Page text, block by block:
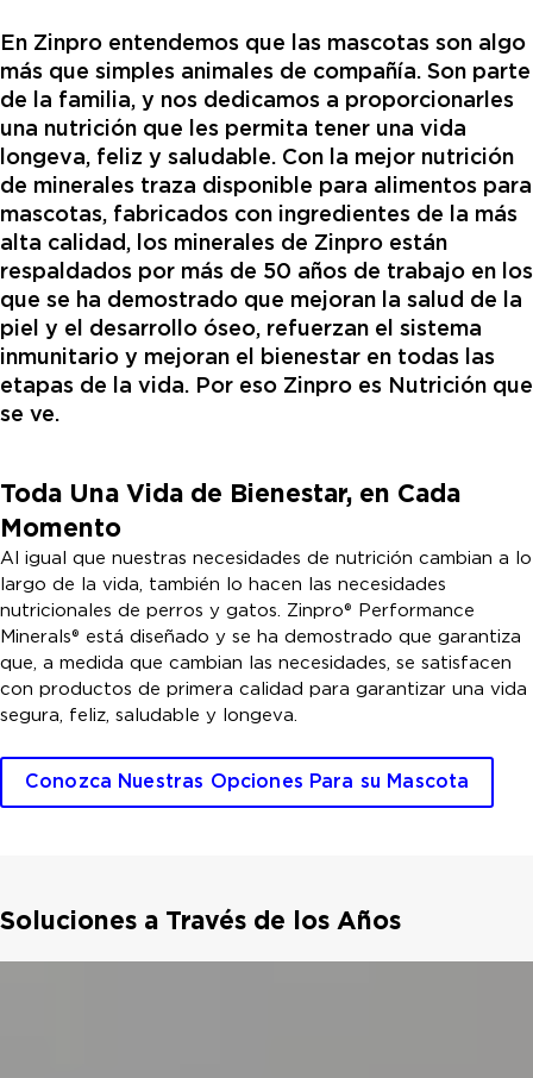
En Zinpro entendemos que las mascotas son algo
más que simples animales de compañía. Son parte
de la familia, y nos dedicamos a proporcionarles
una nutrición que les permita tener una vida
longeva, feliz y saludable. Con la mejor nutrición
de minerales traza disponible para alimentos para
mascotas, fabricados con ingredientes de la más
alta calidad, los minerales de Zinpro están
respaldados por más de 50 años de trabajo en los
que se ha demostrado que mejoran la salud de la
piel y el desarrollo óseo, refuerzan el sistema
inmunitario y mejoran el bienestar en todas las
etapas de la vida. Por eso Zinpro es Nutrición que
se ve.
Toda Una Vida de Bienestar, en Cada
Momento
Al igual que nuestras necesidades de nutrición cambian a lo
largo de la vida, también lo hacen las necesidades
nutricionales de perros y gatos. Zinpro® Performance
Minerals® está diseñado y se ha demostrado que garantiza
que, a medida que cambian las necesidades, se satisfacen
con productos de primera calidad para garantizar una vida
segura, feliz, saludable y longeva.
Conozca Nuestras Opciones Para su Mascota
Soluciones a Través de los Años